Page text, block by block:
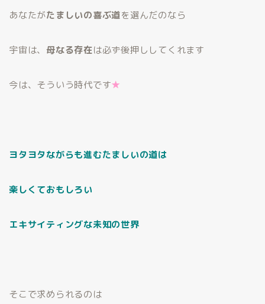
あなたがたましいの喜ぶ道を選んだのなら
宇宙は、 母なる存在は必ず後押ししてくれます
今は、そういう時代です★
ヨタヨタながらも進むたましいの道は
楽しくておもしろい
エキサイティングな未知の世界
そこで求められるのは